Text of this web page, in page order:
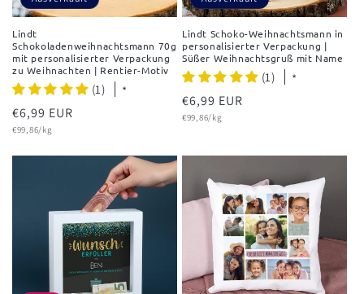
Lindt
Schokoladenweihnachtsmann 70g
mit personalisierter Verpackung
zu Weihnachten | Rentier-Motiv
(1) *
Normaler
Preis
€6,99 EUR
Grundpreis
€99,86/kg
Lindt Schoko-Weihnachtsmann in
personalisierter Verpackung |
Süßer Weihnachtsgruß mit Name
(1) *
Normaler
Preis
€6,99 EUR
Grundpreis
€99,86/kg